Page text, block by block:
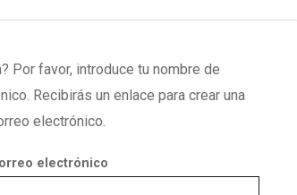
Por favor, introduce tu nombre de
Recibirás un enlace para crear una
electrónico.
electrónico